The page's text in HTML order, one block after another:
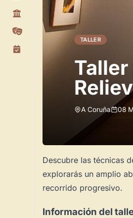
TALLER
A Coruña 08
Descubre las técnicas
explorarás un amplio
recorrido progresivo.
Información del